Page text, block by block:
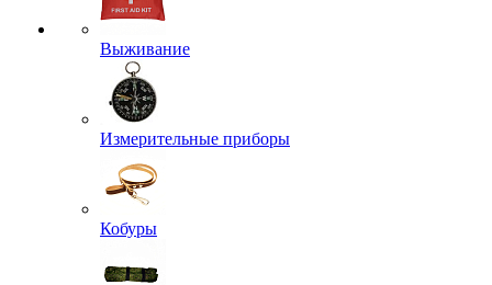
Выживание
Измерительные приборы
Кобуры